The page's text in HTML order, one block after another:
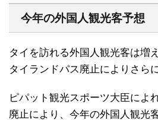
今年の外国人観光客予想
タイを訪れる外国人観光客は増
タイランドパス廃止によりさら
ピパット観光スポーツ大臣によ
廃止により、今年の外国人観光